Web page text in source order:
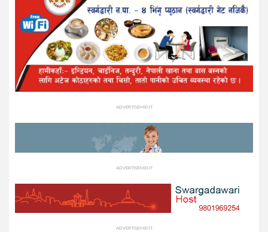
ADVERTISEMENT
ADVERTISEMENT
ADVERTISEMENT